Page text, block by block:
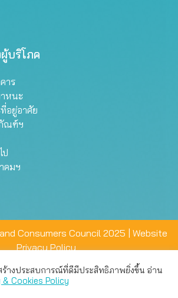
บริโภค
าร
หนะ
อยู่อาศัย
ณฑ์ฯ
ป
คมฯ
Consumers Council 2025 | Website
Privacy Policy
ร้างประสบการณ์ที่ดีมีประสิทธิภาพยิ่งขึ้น อ่าน
& Cookies Policy
มอบประสบการณ์การใช้งานที่ดีให้แก่ท่าน คุณ
มเป็นส่วนตัวได้